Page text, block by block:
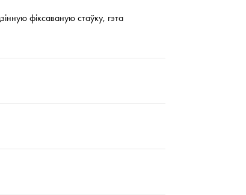
фіксаваную стаўку, гэта